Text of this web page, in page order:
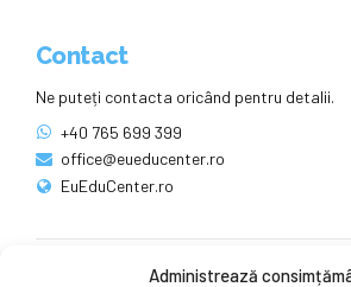
Administrează
Contact
Ne puteți contacta oricând pentru detalii.
+40 765 699 399
office@eueducenter.ro
EuEduCenter.ro